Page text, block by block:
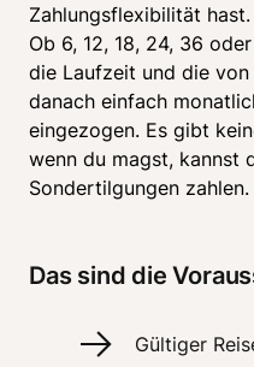
Zahlungsflexibilität hast.
Ob 6, 12, 18, 24, 36
die Laufzeit und die
danach einfach
eingezogen. Es gibt
wenn du magst, kannst
Sondertilgungen zahlen.
Das sind die
Gültiger